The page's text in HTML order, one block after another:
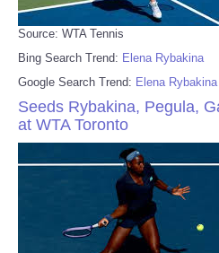
Source: WTA Tennis
Bing Search Trend: Elena Rybakina
Google Search Trend: Elena Rybakina
Seeds Rybakina, Pegula,
at WTA Toronto